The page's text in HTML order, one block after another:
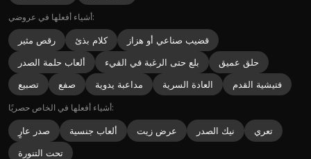
أشياء أفعلها في عروضي:
رقص مثير كلام بذئ
قضيب صناعي أو هزاز
ألعاب حلمة الصدر
بلع حتى الرغبة في القيء
حلق عميق
تصبيع
صفع مداعبة يدوية العادة السرية فتيشية القدم
أشياء أفعلها في الخاص حصريًا:
صدر عارٍ ألعاب جنسية عرض زيت نيك الصدر
تعري
تحت التنورة